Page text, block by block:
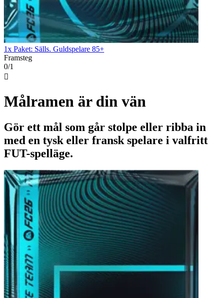
1x Paket: Sälls. Guldspelare 85+
Framsteg
0/1

Målramen är din vän
Gör ett mål som går stolpe eller ribba in
med en tysk eller fransk spelare i valfritt
FUT-spelläge.